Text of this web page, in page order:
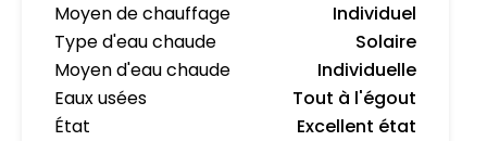
Moyen de chauffage
Individuel
Type d'eau chaude
Solaire
Moyen d'eau chaude
Individuelle
Eaux usées
Tout à l'égout
État
Excellent état